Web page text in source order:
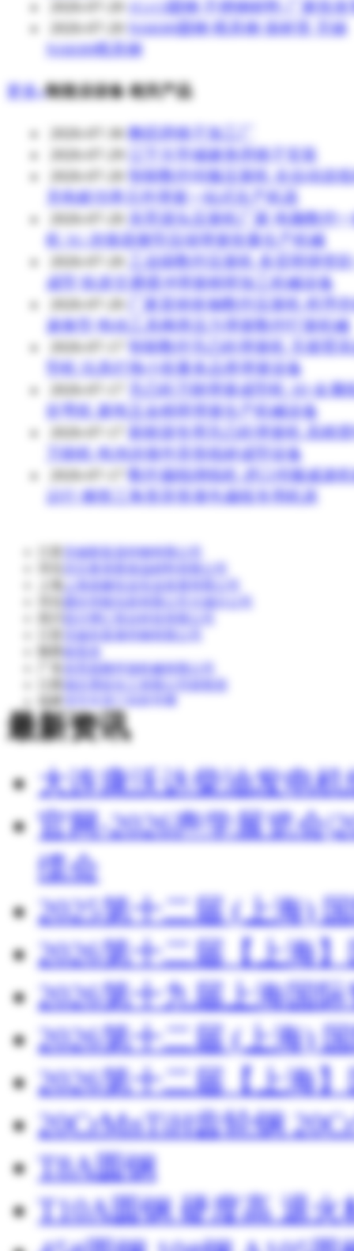
1Cr13圆钢 不锈钢材料 厂家批发
NAK80圆钢 模具钢 保材质 无锡
NAK80模具钢
更多»制造业设备 相关产品
舞蹈房镜子加工厂
江宁大学城健身房镜子安装
智能数控伺服压簧机 全自动送
充电桩功率元件弹簧一站式生产机器
东莞源头压簧机厂家 电脑数控
机 5G 连接器微型压缩弹簧批量生产机械
工业级数控压簧机 多层密绕变
成型 轨道交通缓冲弹簧精密加工机械设备
厂家直销多轴数控压簧机 程序
速换型 电动工具阀类压力弹簧数控打簧机械
智能数控无凸轮弹簧机 无摇臂
型机 玩具灯饰小批量多品类弹簧设备
无凸轮万能弹簧成型机 3D 金属
折弯机 家电五金精密弹簧生产机械设备
新能源专用无凸轮弹簧机 高精
万能机 电池连接件异形线材成型设备
数控扁线绕线机 进口伺服减速
运行 梯形三角形异形漆包扁线专用机床
无锡新富昌特钢有限公司
河北奥美斯保温材料有限公司
东莞昌晓环保机械有限公司
清流县嵩口福新苗圃
湖北湖北博蓝化工有限公司
最新资讯
大连康沃达柴油发电机
官网-2026声学展览会
缆会
2025第十二届 (上海)
2026第十二届【上海
2026第十九届上海国
2026第十二届 (上海)
2026第十二届【上海
20CrMnTiH齿轮钢
T8A圆钢
T10A圆钢 硬度高 退火